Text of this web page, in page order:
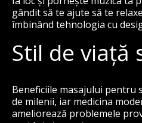
gândit să te ajute să te
îmbinând tehnologia cu
Stil de viață
Beneficiile masajului pentru
de milenii, iar medicina
ameliorează problemele